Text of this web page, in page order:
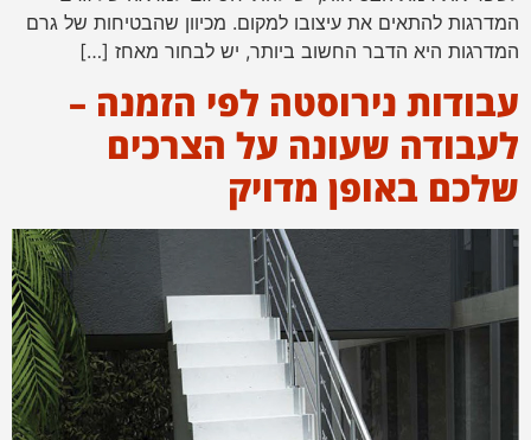
המדרגות להתאים את עיצובו למקום. מכיוון שהבטיחות של גרם
המדרגות היא הדבר החשוב ביותר, יש לבחור מאחז […]
עבודות נירוסטה לפי הזמנה –
לעבודה שעונה על הצרכים
שלכם באופן מדויק